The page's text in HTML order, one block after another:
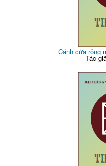
Cánh cửa rộng
Tác